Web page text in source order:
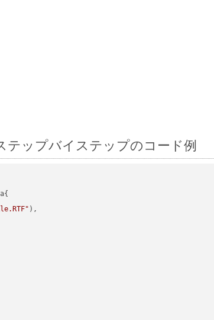
テップバイステップのコード例
),